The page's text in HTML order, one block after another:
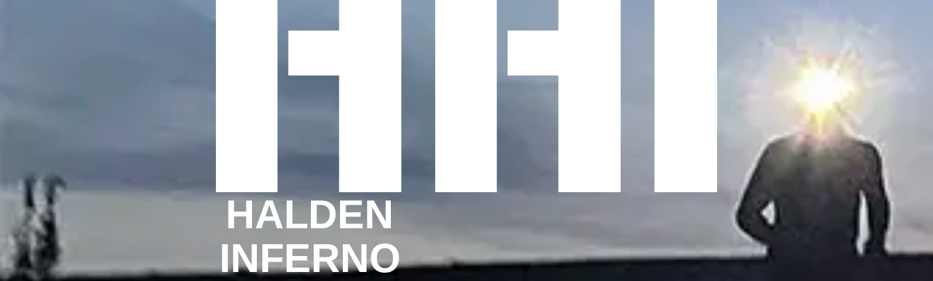
HALDEN
INFERNO